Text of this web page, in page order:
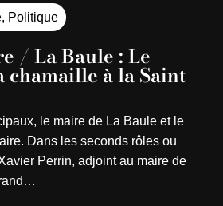
, Politique
/ La Baule : Le
chamaille à la Saint-
le maire de La Baule et le
Dans les seconds rôles ou
Perrin, adjoint au maire de